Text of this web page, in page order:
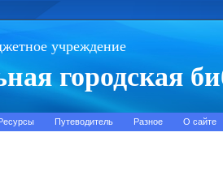
учреждение
городская
Путеводитель Разное О сайте